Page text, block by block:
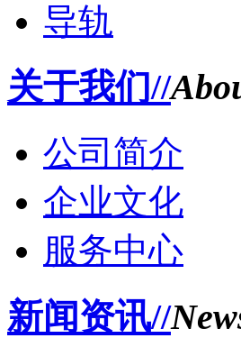
导轨
关于我们//
公司简介
企业文化
服务中心
新闻资讯//